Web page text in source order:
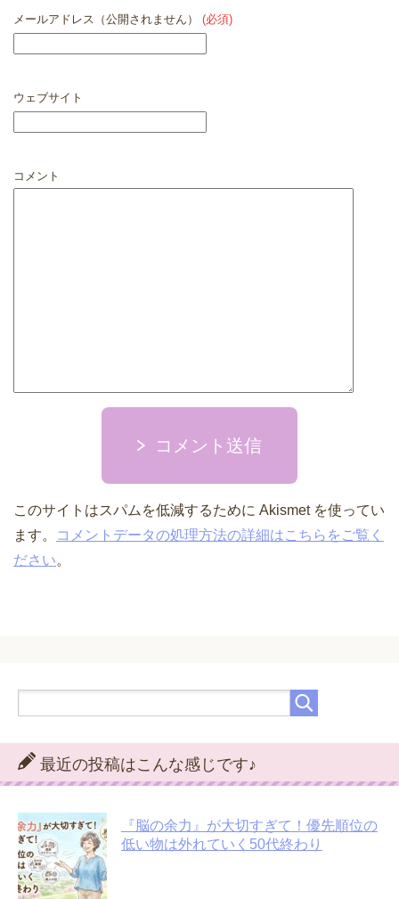
メールアドレス（公開されません） (必須)
ウェブサイト
コメント
コメント送信
このサイトはスパムを低減するために Akismet を使ってい
ます。
コメントデータの処理方法の詳細はこちらをご覧く
ださい。
最近の投稿はこんな感じです♪
『脳の余力』が大切すぎて！優先順位の
低い物は外れていく50代終わり